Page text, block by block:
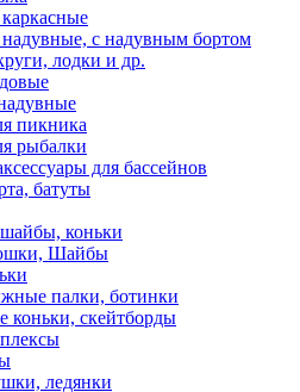
с надувным бортом
лодки и др.
пикника
рыбалки
для бассейнов
батуты
коньки
Шайбы
палки, ботинки
коньки, скейтборды
ледянки